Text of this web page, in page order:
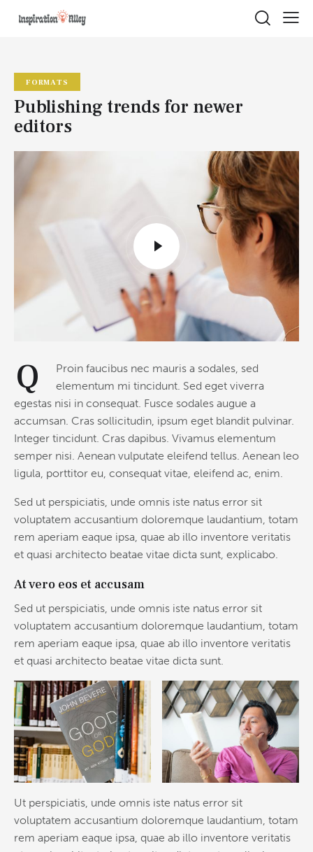
FORMATS
Publishing trends for newer
editors
Q
Proin faucibus nec mauris a sodales, sed
elementum mi tincidunt. Sed eget viverra
egestas nisi in consequat. Fusce sodales augue a
accumsan. Cras sollicitudin, ipsum eget blandit pulvinar.
Integer tincidunt. Cras dapibus. Vivamus elementum
semper nisi. Aenean vulputate eleifend tellus. Aenean leo
ligula, porttitor eu, consequat vitae, eleifend ac, enim.
Sed ut perspiciatis, unde omnis iste natus error sit
voluptatem accusantium doloremque laudantium, totam
rem aperiam eaque ipsa, quae ab illo inventore veritatis
et quasi architecto beatae vitae dicta sunt, explicabo.
At vero eos et accusam
Sed ut perspiciatis, unde omnis iste natus error sit
voluptatem accusantium doloremque laudantium, totam
rem aperiam eaque ipsa, quae ab illo inventore veritatis
et quasi architecto beatae vitae dicta sunt.
Ut perspiciatis, unde omnis iste natus error sit
voluptatem accusantium doloremque laudantium, totam
rem aperiam eaque ipsa, quae ab illo inventore veritatis